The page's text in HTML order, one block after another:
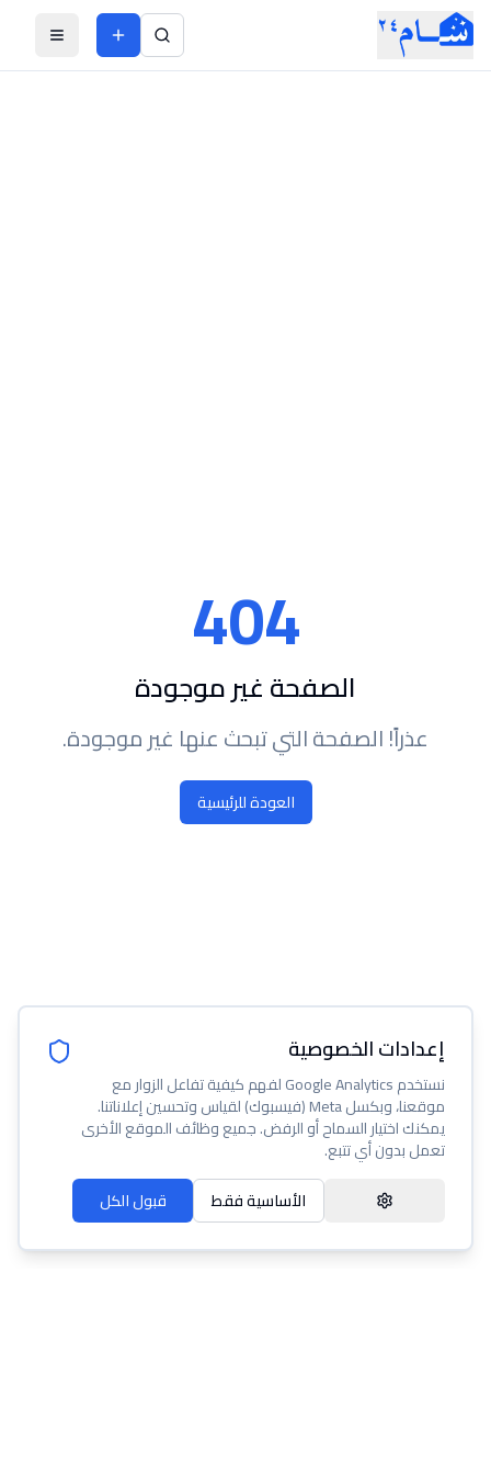
404
الصفحة غير موجودة
عذراً! الصفحة التي تبحث عنها غير موجودة.
العودة للرئيسية
إعدادات الخصوصية
نستخدم Google Analytics لفهم كيفية تفاعل الزوار مع
موقعنا، وبكسل Meta (فيسبوك) لقياس وتحسين إعلاناتنا.
يمكنك اختيار السماح أو الرفض. جميع وظائف الموقع الأخرى
تعمل بدون أي تتبع.
قبول الكل
الأساسية فقط